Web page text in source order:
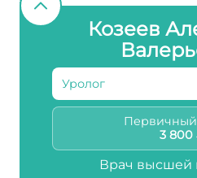
Козеев
Уролог
3 800
Врач высшей